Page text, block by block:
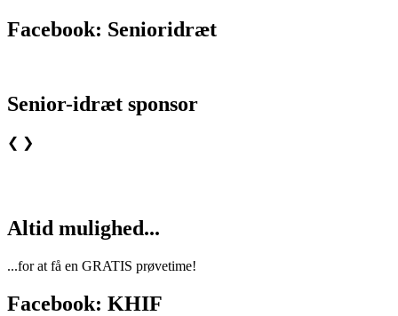
Facebook: Senioridræt
Senior-idræt sponsor
❮ ❯
Altid mulighed...
...for at få en GRATIS prøvetime!
Facebook: KHIF